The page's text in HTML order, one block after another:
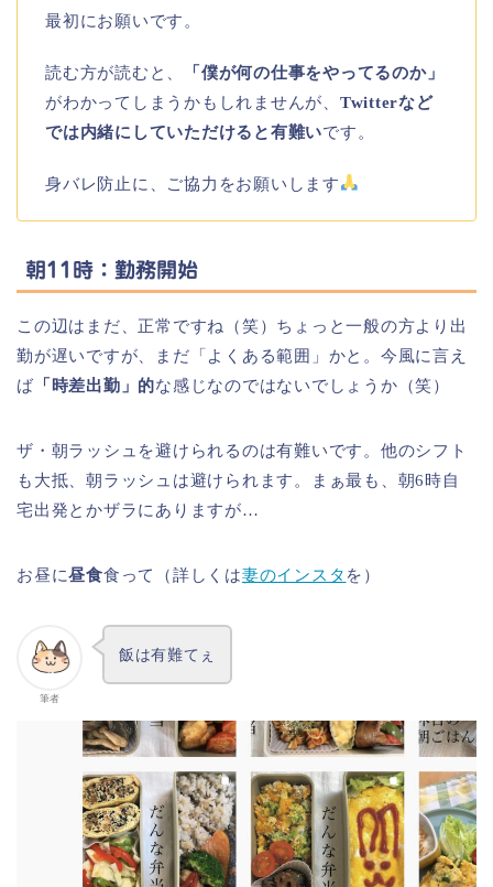
最初にお願いです。
読む方が読むと、
「僕が何の仕事をやってるのか」
がわかってしまうかもしれませんが、 Twitterなど
では内緒にしていただけると有難いです。
身バレ防止に、ご協力をお願いします
朝11時：勤務開始
この辺はまだ、正常ですね（笑）ちょっと一般の方より出
勤が遅いですが、まだ「よくある範囲」かと。今風に言え
ば「時差出勤」的な感じなのではないでしょうか（笑）
ザ・朝ラッシュを避けられるのは有難いです。他のシフト
も大抵、朝ラッシュは避けられます。まぁ最も、朝6時自
宅出発とかザラにありますが…
お昼に昼食食って（詳しくは妻のインスタ を）
筆者
飯は有難てぇ